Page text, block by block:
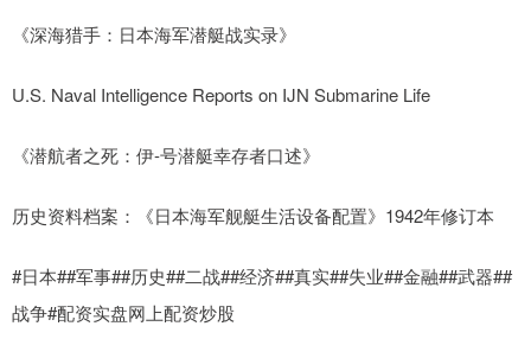
《深海猎手：日本海军潜艇战实录》
U.S. Naval Intelligence Reports on IJN Submarine Life
《潜航者之死：伊-号潜艇幸存者口述》
历史资料档案：《日本海军舰艇生活设备配置》1942年修订本
#日本#​#军事#​#历史#​#二战#​#经济#​#真实#​#失业#​#金融#​#武器#​#
战争#​配资实盘网上配资炒股